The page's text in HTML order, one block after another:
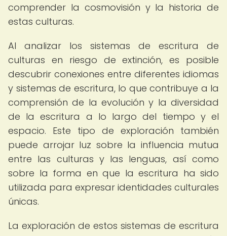
comprender la cosmovisión y la historia de
estas culturas.
Al analizar los sistemas de escritura de
culturas en riesgo de extinción, es posible
descubrir conexiones entre diferentes idiomas
y sistemas de escritura, lo que contribuye a la
comprensión de la evolución y la diversidad
de la escritura a lo largo del tiempo y el
espacio. Este tipo de exploración también
puede arrojar luz sobre la influencia mutua
entre las culturas y las lenguas, así como
sobre la forma en que la escritura ha sido
utilizada para expresar identidades culturales
únicas.
La exploración de estos sistemas de escritura